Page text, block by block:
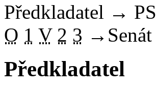
Předkladatel → PS
O 1 V 2 3 → Senát
Předkladatel